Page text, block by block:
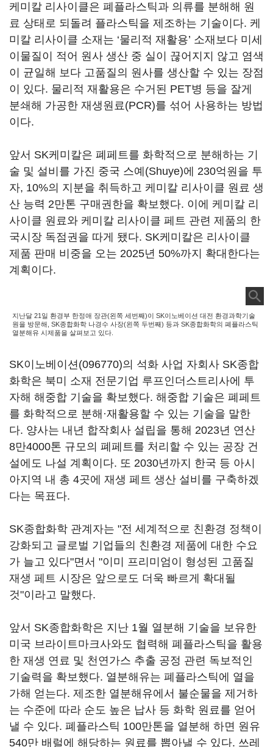
케미칼 리사이클은 폐플라스틱과 의류를 분해해 원
료 상태로 되돌려 플라스틱을 제조하는 기술이다. 케
미칼 리사이클 소재는 ‘물리적 재활용’ 소재보다 미세
이물질이 적어 원사 생산 중 실이 끊어지지 않고 염색
이 균일해 보다 고품질의 원사를 생산할 수 있는 장점
이 있다. 물리적 재활용은 수거된 PET병 등을 잘게
분쇄해 가공한 재생원료(PCR)를 섞어 사용하는 방법
이다.
앞서 SK케미칼은 폐페트를 화학적으로 분해하는 기
술 및 설비를 가진 중국 스예(Shuye)에 230억원을 투
자, 10%의 지분을 취득하고 케미칼 리사이클 원료 생
산 능력 2만톤 구매권한을 확보했다. 이에 케미칼 리
사이클 원료와 케미칼 리사이클 페트 관련 제품의 한
국시장 독점권을 따게 됐다. SK케미칼은 리사이클
제품 판매 비중을 오는 2025년 50%까지 확대한다는
계획이다.
지난달 21일 환경부 한정애 장관(왼쪽 세번째)이 SK이노베이션 대전 환경과학기술
원을 방문해, SK종합화학 나경수 사장(왼쪽 두번째) 등과 SK종합화학의 폐플라스틱
열분해유 시제품을 살펴보고 있다.
SK이노베이션(096770)의 석화 사업 자회사 SK종합
화학은 북미 소재 전문기업 루프인더스트리사에 투
자해 해중합 기술을 확보했다. 해중합 기술은 폐페트
를 화학적으로 분해·재활용할 수 있는 기술을 말한
다. 양사는 내년 합작회사 설립을 통해 2023년 연산
8만4000톤 규모의 폐페트를 처리할 수 있는 공장 건
설에도 나설 계획이다. 또 2030년까지 한국 등 아시
아지역 내 총 4곳에 재생 페트 생산 설비를 구축하겠
다는 목표다.
SK종합화학 관계자는 "전 세계적으로 친환경 정책이
강화되고 글로벌 기업들의 친환경 제품에 대한 수요
가 늘고 있다"면서 "이미 프리미엄이 형성된 고품질
재생 페트 시장은 앞으로도 더욱 빠르게 확대될
것"이라고 말했다.
앞서 SK종합화학은 지난 1월 열분해 기술을 보유한
미국 브라이트마크사와도 협력해 폐플라스틱을 활용
한 재생 연료 및 천연가스 추출 공정 관련 독보적인
기술력을 확보했다. 열분해유는 폐플라스틱에 열을
가해 얻는다. 제조한 열분해유에서 불순물을 제거하
는 수준에 따라 순도 높은 납사 등 화학 원료를 얻어
낼 수 있다. 폐플라스틱 100만톤을 열분해 하면 원유
540만 배럴에 해당하는 원료를 뽑아낼 수 있다. 쓰레